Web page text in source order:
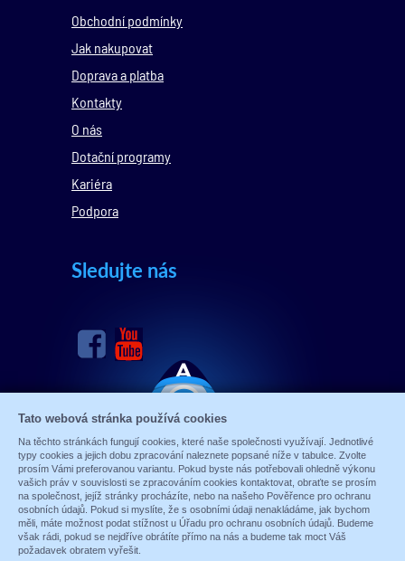
Obchodní podmínky
Jak nakupovat
Doprava a platba
Kontakty
O nás
Dotační programy
Kariéra
Podpora
Sledujte nás
© 1989 - 2026 ALARM ABSOLON, spol. s.r.o.
Tato webová stránka používá cookies
Na těchto stránkách fungují cookies, které naše společnosti využívají. Jednotlivé
typy cookies a jejich dobu zpracování naleznete popsané níže v tabulce. Zvolte
prosím Vámi preferovanou variantu. Pokud byste nás potřebovali ohledně výkonu
vašich práv v souvislosti se zpracováním cookies kontaktovat, obraťte se prosím
na společnost, jejíž stránky procházíte, nebo na našeho Pověřence pro ochranu
osobních údajů. Pokud si myslíte, že s osobními údaji nenakládáme, jak bychom
měli, máte možnost podat stížnost u Úřadu pro ochranu osobních údajů. Budeme
však rádi, pokud se nejdříve obrátíte přímo na nás a budeme tak moct Váš
požadavek obratem vyřešit.